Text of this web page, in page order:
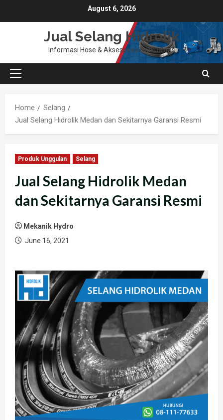
to
August 6, 2026
Jual Selang Hidrolik
Informasi Hose & Aksesories Berkualitas
Primary
Home
Selang
Jual Selang Hidrolik Medan dan Sekitarnya Garansi Resmi
Produk Unggulan Selang
Jual Selang Hidrolik Medan
dan Sekitarnya Garansi Resmi
Mekanik Hydro
June 16, 2021